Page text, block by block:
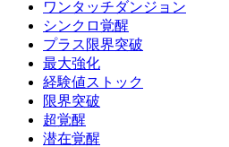
ワンタッチダンジョン
シンクロ覚醒
プラス限界突破
最大強化
経験値ストック
限界突破
超覚醒
潜在覚醒